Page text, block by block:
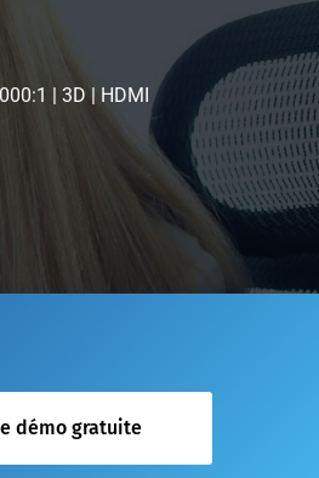
| 3D | HDMI
démo gratuite